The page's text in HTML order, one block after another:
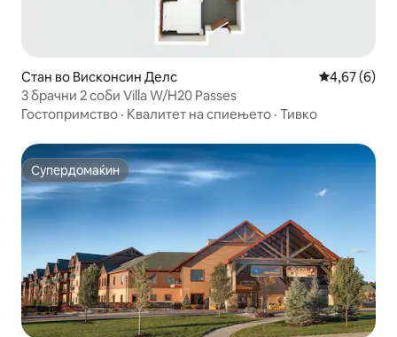
Стан во Висконсин Делс Просечна
4,67 (6)
3 брачни 2 соби Villa W/H20 Passes
Гостопримство · Квалитет на спиењето · Тивко
Супердомаќин
Супердомаќин